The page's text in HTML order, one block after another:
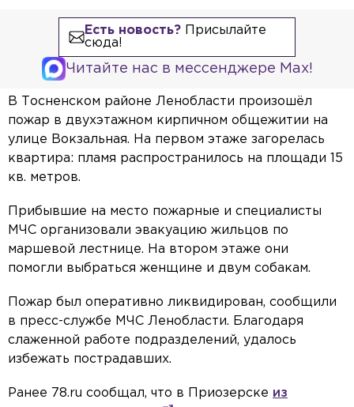
Есть новость?Присылайте
сюда!
Читайте нас в мессенджере Max!
В Тосненском районе Ленобласти произошёл
пожар в двухэтажном кирпичном общежитии на
улице Вокзальная. На первом этаже загорелась
квартира: пламя распространилось на площади 15
кв. метров.
Прибывшие на место пожарные и специалисты
МЧС организовали эвакуацию жильцов по
маршевой лестнице. На втором этаже они
помогли выбраться женщине и двум собакам.
Пожар был оперативно ликвидирован, сообщили
в пресс-службе МЧС Ленобласти. Благодаря
слаженной работе подразделений, удалось
избежать пострадавших.
Ранее 78.ru сообщал, что в Приозерске из